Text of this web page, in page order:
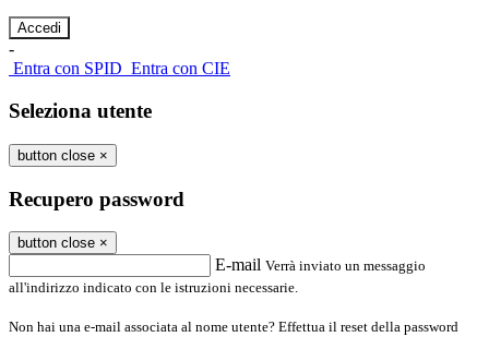
-
Entra con SPID Entra con CIE
Seleziona utente
button close ×
Recupero password
button close ×
E-mail Verrà inviato un messaggio
all'indirizzo indicato con le istruzioni necessarie.
Non hai una e-mail associata al nome utente? Effettua il reset della password